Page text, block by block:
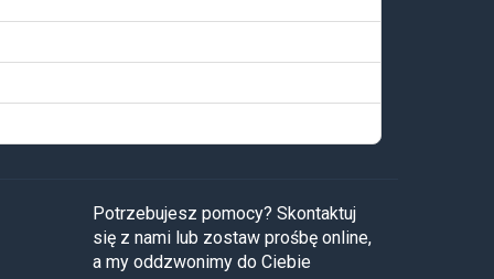
Potrzebujesz pomocy? Skontaktuj
się z nami lub zostaw prośbę online,
a my oddzwonimy do Ciebie